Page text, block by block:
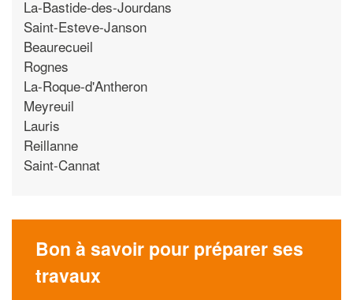
La-Bastide-des-Jourdans
Saint-Esteve-Janson
Beaurecueil
Rognes
La-Roque-d'Antheron
Meyreuil
Lauris
Reillanne
Saint-Cannat
Bon à savoir pour préparer ses
travaux